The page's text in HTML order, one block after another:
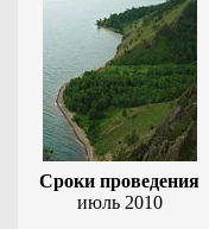
Сроки проведения
июль 2010